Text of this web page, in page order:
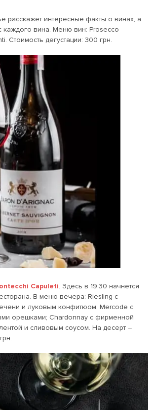
расскажет интересные факты о винах, а
каждого вина. Меню вин: Prosecco
Стоимость дегустации: 300 грн.
Capuleti. Здесь в 19:30 начнется
В меню вечера: Riesling с
и луковым конфитюом; Mercode с
орешками; Chardonnay с фирменной
и сливовым соусом. На десерт –